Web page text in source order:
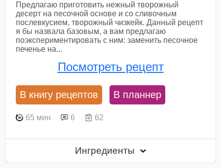
Предлагаю приготовить нежный творожный
десерт на песочной основе и со сливочным
послевкусием, творожный чизкейк. Данный рецепт
я бы назвала базовым, а вам предлагаю
поэкспериментировать с ним: заменить песочное
печенье на...
Посмотреть рецепт
В книгу рецептов В планнер
65 мин 6 62
Ингредиенты